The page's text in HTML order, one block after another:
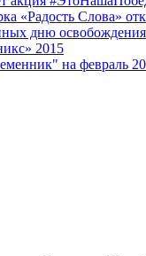
«Радость Слова»
дню освобождения
2015
на февраль